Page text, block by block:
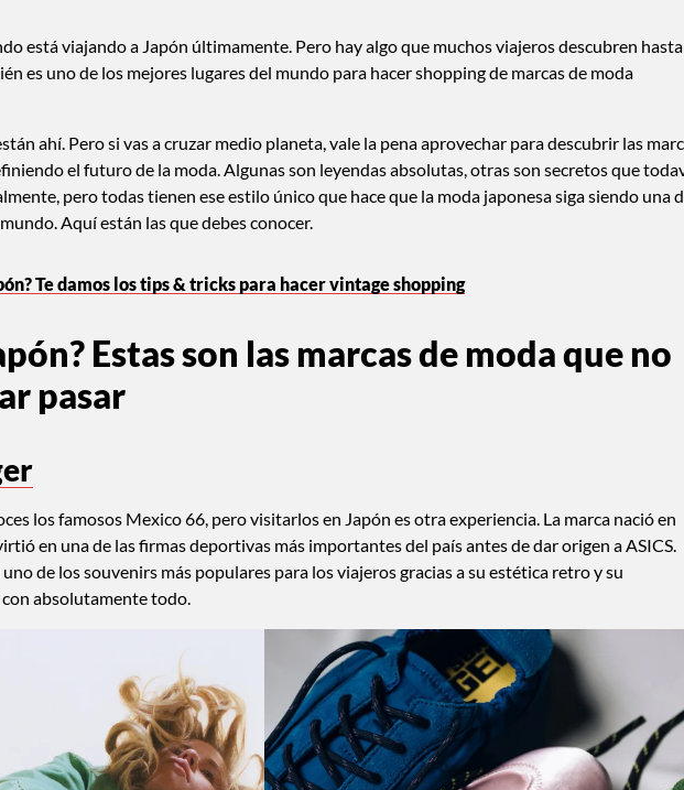
está viajando a Japón últimamente. Pero hay algo que muchos viajeros descubren hasta
es uno de los mejores lugares del mundo para hacer shopping de marcas de moda
ahí. Pero si vas a cruzar medio planeta, vale la pena aprovechar para descubrir las
el futuro de la moda. Algunas son leyendas absolutas, otras son secretos que
pero todas tienen ese estilo único que hace que la moda japonesa siga siendo una
Aquí están las que debes conocer.
Te damos los tips & tricks para hacer vintage shopping
Estas son las marcas de moda que no
pasar
los famosos Mexico 66, pero visitarlos en Japón es otra experiencia. La marca nació en
en una de las firmas deportivas más importantes del país antes de dar origen a ASICS.
de los souvenirs más populares para los viajeros gracias a su estética retro y su
absolutamente todo.